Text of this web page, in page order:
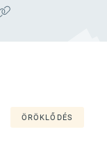
ÖRÖKLŐDÉS